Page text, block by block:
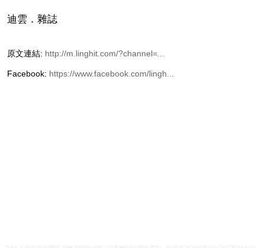
迪雲．雜誌
原文連結: http://m.linghit.com/?channel=...
Facebook: https://www.facebook.com/lingh...